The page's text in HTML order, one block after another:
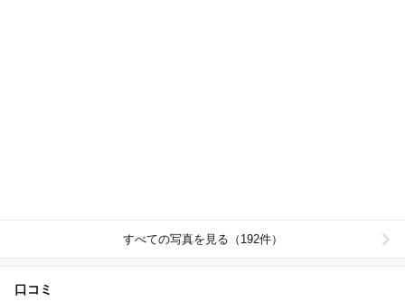
すべての写真を見る（192件）
口コミ